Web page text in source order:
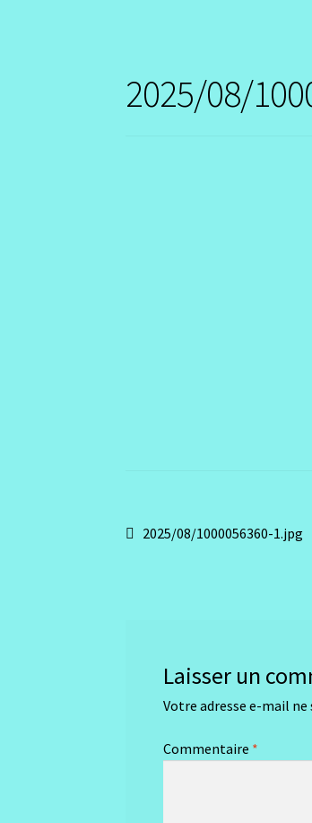
2025/08/
Navigation
Article
2025/08/1000056360-1.jpg
Laisser un
Votre adresse e-mail ne
Commentaire *